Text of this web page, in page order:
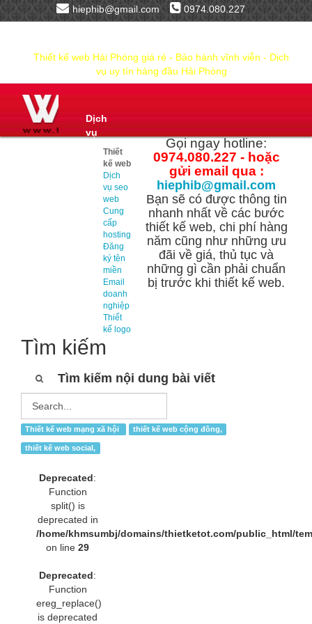
hiephib@gmail.com 0974.080.227
Thiết kế web Hải Phòng giá rẻ - Bảo hành vĩnh viễn - Dịch
vụ uy tín hàng đầu Hải Phòng
Dịch
vụ
Thiết
kế web
Dịch
vụ seo
web
Cung
cấp
hosting
Đăng
ký tên
miền
Email
doanh
nghiệp
Thiết
kế logo
Gọi ngay hotline:
0974.080.227 - hoặc
gửi email qua :
hiephib@gmail.com
Bạn sẽ có được thông tin
nhanh nhất về các bước
thiết kế web, chi phí hàng
năm cũng như những ưu
đãi về giá, thủ tục và
những gì cần phải chuẩn
bị trước khi thiết kế web.
Tìm kiếm
Tìm kiếm nội dung bài viết
Thiết kế web mạng xã hội thiết kế web cộng đồng,
thiết kế web social,
Deprecated:
Function
split() is
deprecated in
/home/khmsumbj/domains/thietketot.com/public_html/
on line29
Deprecated:
Function
ereg_replace()
is deprecated